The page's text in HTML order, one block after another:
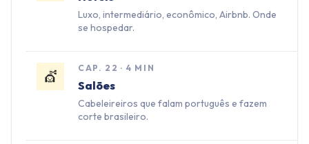
Luxo, intermediário, econômico, Airbnb. Onde
se hospedar.
💇 CAP. 22 · 4 MIN
Salões
Cabeleireiros que falam português e fazem
corte brasileiro.